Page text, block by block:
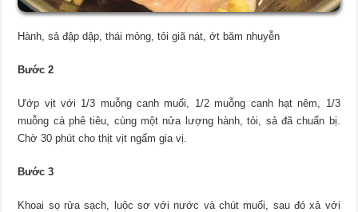
Hành, sả đập dập, thái mỏng, tỏi giã nát, ớt băm nhuyễn
Bước 2
Ướp vịt với 1/3 muỗng canh muối, 1/2 muỗng canh hạt nêm, 1/3
muỗng cà phê tiêu, cùng một nửa lượng hành, tỏi, sả đã chuẩn bị.
Chờ 30 phút cho thịt vịt ngấm gia vị.
Bước 3
Khoai sọ rửa sạch, luộc sơ với nước và chút muối, sau đó xả với